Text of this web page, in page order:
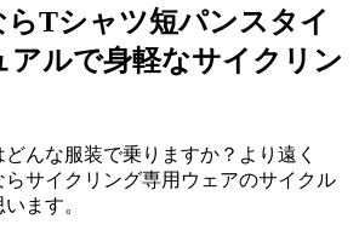
らTシャツ短パンスタイ
アルで身軽なサイクリン
んな服装で乗りますか？より遠く
サイクリング専用ウェアのサイクル
ます。